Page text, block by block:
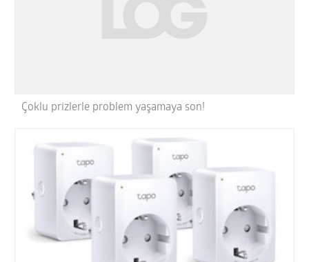
Çoklu prizlerle problem yaşamaya son!